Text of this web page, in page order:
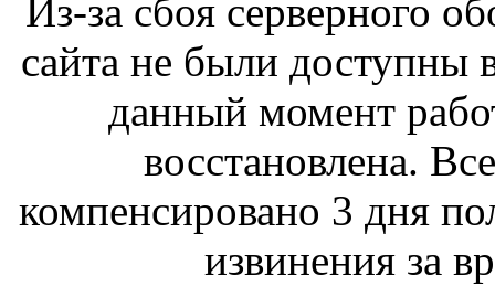
Из-за сбоя серверного
сайта не были доступны
данный момент
восстановлена.
компенсировано 3 дня
извинения за